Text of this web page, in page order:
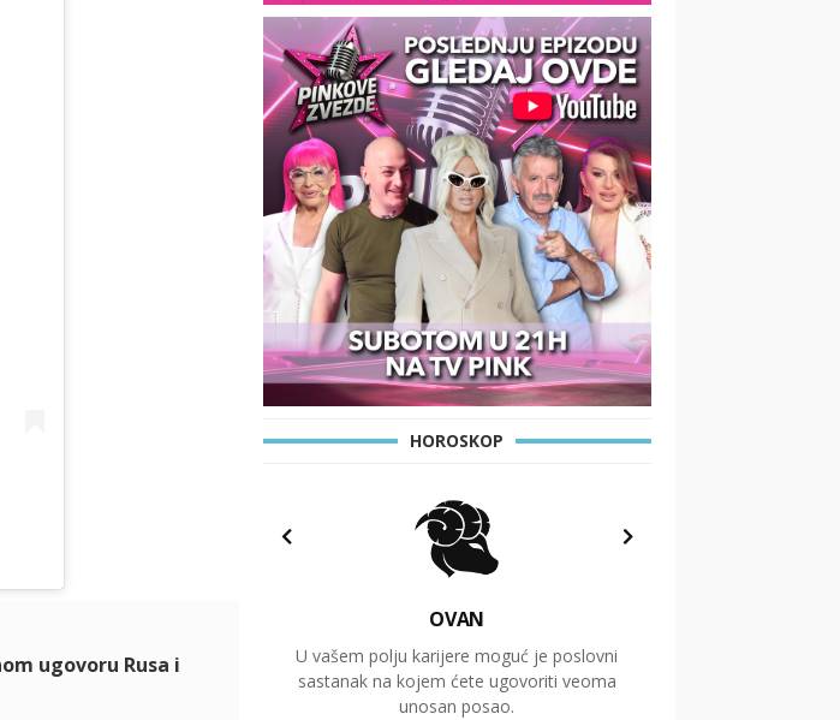
ugovoru Rusa i
HOROSKOP
OVAN
U vašem polju karijere moguć je poslovni
sastanak na kojem ćete ugovoriti veoma
unosan posao.